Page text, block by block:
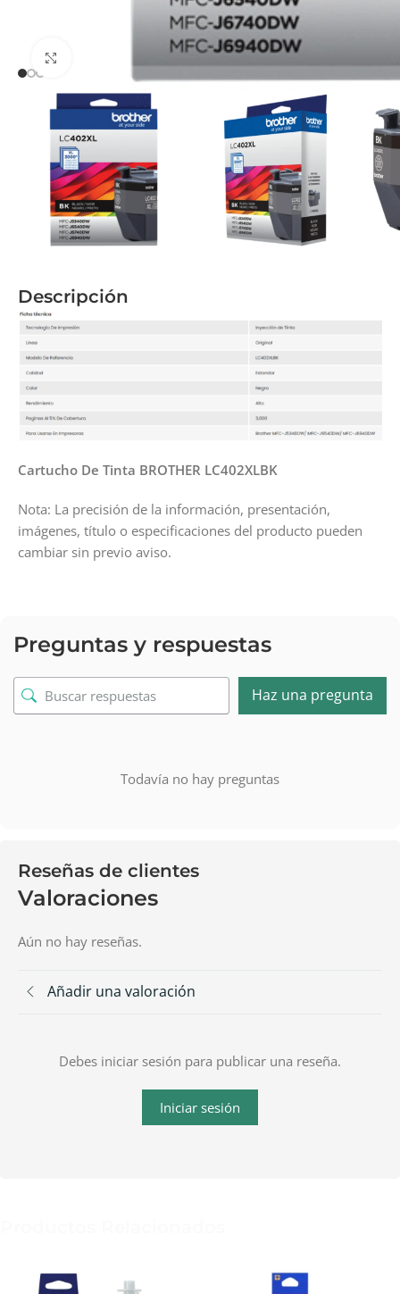
Clic para ampliar
Descripción
Cartucho De Tinta BROTHER LC402XLBK
Nota: La precisión de la información, presentación,
imágenes, título o especificaciones del producto pueden
cambiar sin previo aviso.
Preguntas y respuestas
Haz una pregunta
Todavía no hay preguntas
Reseñas de clientes
Valoraciones
Aún no hay reseñas.
Añadir una valoración
Debes iniciar sesión para publicar una reseña.
Iniciar sesión